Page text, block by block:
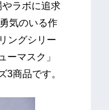
ラボに追求
気のいる作
ングシリー
ーマスク」
3商品です。